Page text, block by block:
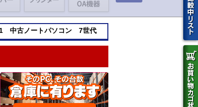
中古ノートパソコン 7世代